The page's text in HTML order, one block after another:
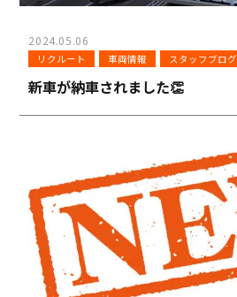
2024.05.06
リクルート 車両情報 スタッフブログ
新車が納車されました👏